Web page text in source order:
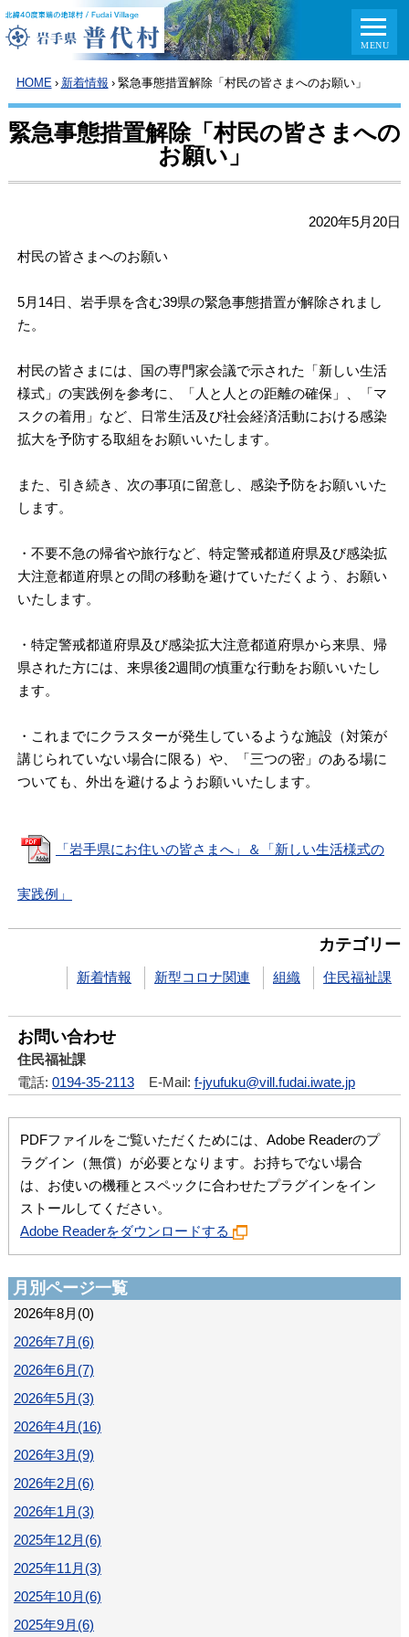
HOME › 新着情報 › 緊急事態措置解除「村民の皆さまへのお願い」
緊急事態措置解除「村民の皆さまへの
お願い」
2020年5月20日
村民の皆さまへのお願い
5月14日、岩手県を含む39県の緊急事態措置が解除されまし
た。
村民の皆さまには、国の専門家会議で示された「新しい生活
様式」の実践例を参考に、「人と人との距離の確保」、「マ
スクの着用」など、日常生活及び社会経済活動における感染
拡大を予防する取組をお願いいたします。
また、引き続き、次の事項に留意し、感染予防をお願いいた
します。
・不要不急の帰省や旅行など、特定警戒都道府県及び感染拡
大注意都道府県との間の移動を避けていただくよう、お願い
いたします。
・特定警戒都道府県及び感染拡大注意都道府県から来県、帰
県された方には、来県後2週間の慎重な行動をお願いいたし
ます。
・これまでにクラスターが発生しているような施設（対策が
講じられていない場合に限る）や、「三つの密」のある場に
ついても、外出を避けるようお願いいたします。
「岩手県にお住いの皆さまへ」＆「新しい生活様式の
実践例」
カテゴリー
新着情報 新型コロナ関連 組織 住民福祉課
お問い合わせ
住民福祉課
電話: 0194-35-2113 E-Mail: f-jyufuku@vill.fudai.iwate.jp
PDFファイルをご覧いただくためには、Adobe Readerのプ
ラグイン（無償）が必要となります。お持ちでない場合
は、お使いの機種とスペックに合わせたプラグインをイン
ストールしてください。
Adobe Readerをダウンロードする
月別ページ一覧
2026年8月(0)
2026年7月(6)
2026年6月(7)
2026年5月(3)
2026年4月(16)
2026年3月(9)
2026年2月(6)
2026年1月(3)
2025年12月(6)
2025年11月(3)
2025年10月(6)
2025年9月(6)